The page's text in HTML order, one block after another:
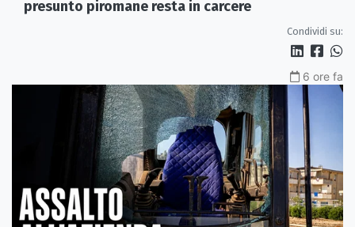
presunto piromane resta in carcere
Condividi su:
6 ore fa